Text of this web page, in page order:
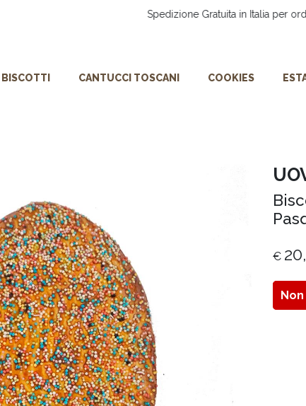
Spedizione Gratuita in Italia per
BISCOTTI CANTUCCI TOSCANI COOKIES
€